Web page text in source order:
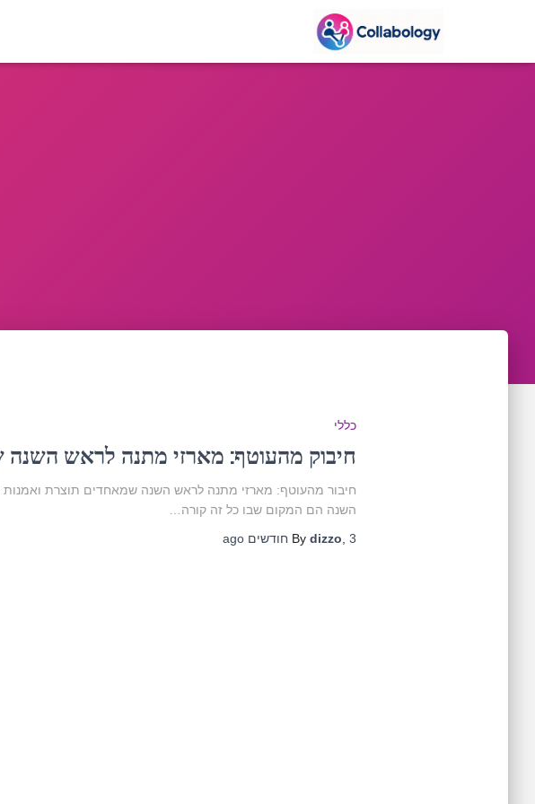
כללי
חיבוק מהעוטף: מארזי מתנה לראש
חיבור מהעוטף: מארזי מתנה לראש השנה שמאחדים תוצרת
השנה הם המקום שבו כל זה קורה…
By dizzo 3 חודשים ago